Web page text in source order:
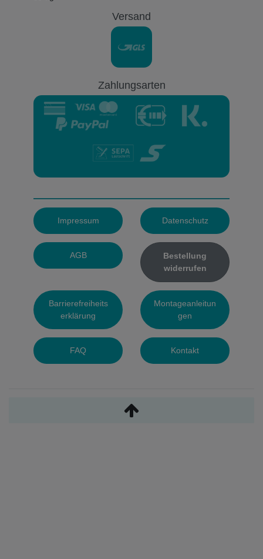
Versand
Zahlungsarten
Impressum Datenschutz
AGB
Bestellung
widerrufen
Barrierefreiheits
erklärung
Montageanleitun
gen
FAQ Kontakt